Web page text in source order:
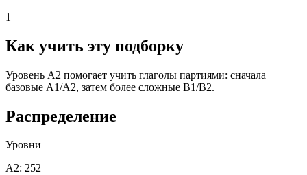
1
Как учить эту подборку
Уровень A2 помогает учить глаголы партиями: сначала
базовые A1/A2, затем более сложные B1/B2.
Распределение
Уровни
A2: 252